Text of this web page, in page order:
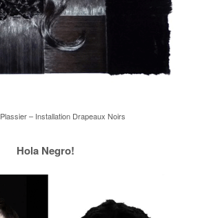
– Installation Drapeaux Noirs
Hola Negro!